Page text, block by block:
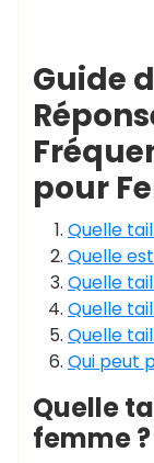
Guide
pour
Quelle
Quelle
Quelle
Quelle
Quelle
Qui peut
Quelle
femme ?